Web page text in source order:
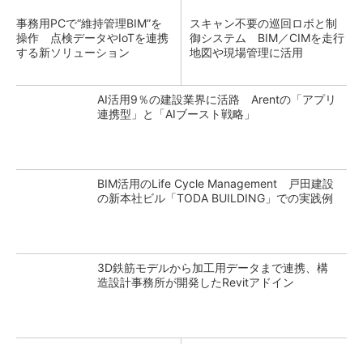
事務用PCで“維持管理BIM”を
操作 点検データやIoTを連携
する新ソリューション
スキャン不要の巡回ロボと制
御システム BIM／CIMを走行
地図や現場管理に活用
AI活用9％の建設業界に活路 Arentの「アプリ
連携型」と「AIブースト戦略」
BIM活用のLife Cycle Management 戸田建設
の新本社ビル「TODA BUILDING」での実践例
3D鉄筋モデルから加工用データまで連携、構
造設計事務所が開発したRevitアドイン